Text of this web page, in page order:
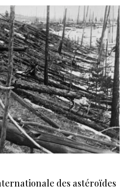
des astéroïdes